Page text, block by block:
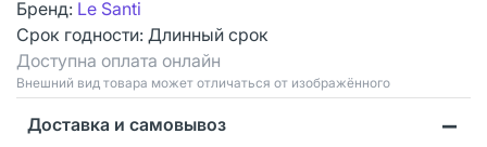
Бренд: Le Santi
Срок годности: Длинный срок
Доступна оплата онлайн
Bнешний вид товара может отличаться от изображённого
Доставка и самовывоз